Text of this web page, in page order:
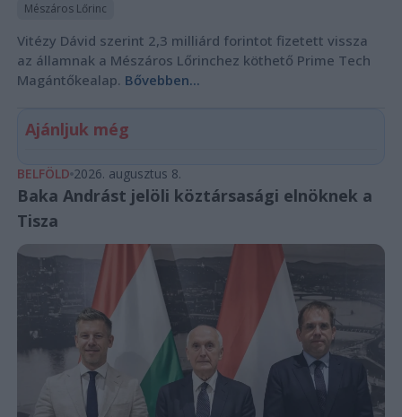
Mészáros Lőrinc
Vitézy Dávid szerint 2,3 milliárd forintot fizetett vissza
az államnak a Mészáros Lőrinchez köthető Prime Tech
Magántőkealap. Bővebben...
Ajánljuk még
BELFÖLD 2026. augusztus 8.
Baka Andrást jelöli köztársasági elnöknek a
Tisza